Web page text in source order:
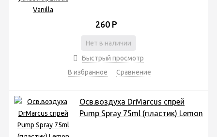
260 Р
Нет в наличии
Быстрый просмотр
В избранное
Сравнение
Осв.воздуха DrMarcus спрей
Pump Spray 75ml (пластик) Lemon